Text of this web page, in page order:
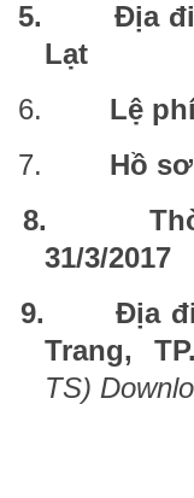
5.
Địa
Lạt
6. Lệ
7. Hồ
8.
31/3/2017
9.
Địa
Trang,
TS)